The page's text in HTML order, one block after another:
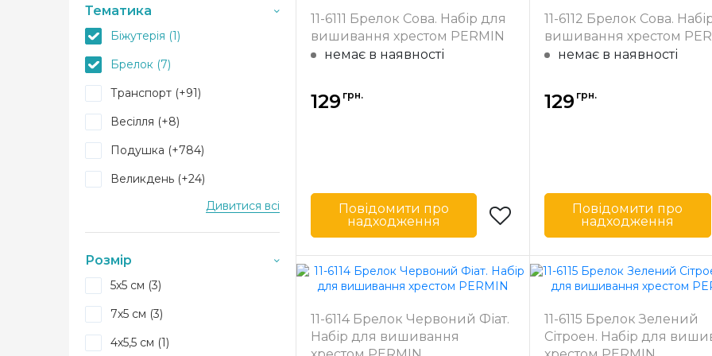
Тематика
Біжутерія (1)
Брелок (7)
Транспорт (+91)
Весілля (+8)
Подушка (+784)
Великдень (+24)
Новий рік (+666)
Косметичка (+1)
Тварини (+1967)
Для дітей (+310)
Гороскоп (+21)
Дивитися всі
Розмір
5х5 см (3)
7х5 см (3)
4х5,5 см (1)
Країна
виробник
Литва
Розмір
Країна
виробник
Канва
Зашивання
11-6111 Брелок Сова. Набір для
вишивання хрестом PERMIN
немає в наявності
129 грн.
Повідомити про
надходження
Бренд
Permin
Країна
виробник
Данія
Розмір
5х5 см
Канва
AIDA Permin
11-6112 Брелок Сова.
вишивання хрестом
немає в наявності
129 грн.
Повідомити про
надходження
Бренд
Країна
виробник
Розмір
Канва
AIDA
11-6114 Брелок Червоний Фіат.
Набір для вишивання
11-6115 Брелок Зелений
Сітроен. Набір для